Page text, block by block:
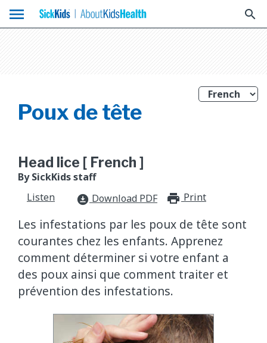
menu search
Poux de tête
Head lice [ French ]
By SickKids staff
Listen
download_for_offline Download PDF Print
Les infestations par les poux de tête sont
courantes chez les enfants. Apprenez
comment déterminer si votre enfant a
des poux ainsi que comment traiter et
prévention des infestations.